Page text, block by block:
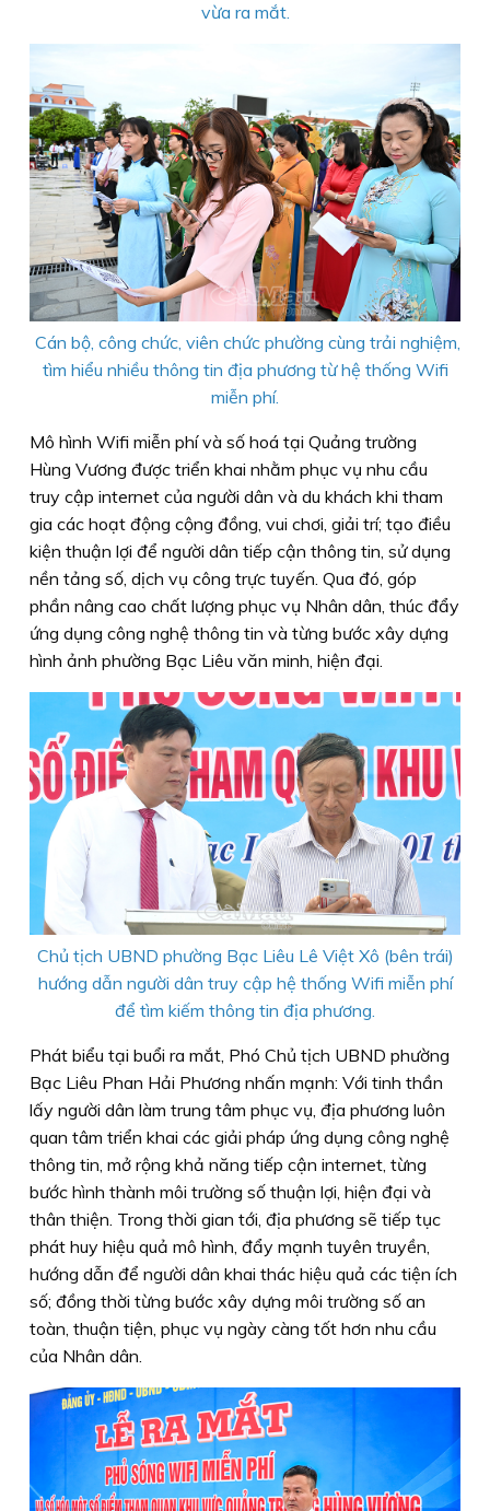
vừa ra mắt.
Cán bộ, công chức, viên chức phường cùng trải nghiệm,
tìm hiểu nhiều thông tin địa phương từ hệ thống Wifi
miễn phí.
Mô hình Wifi miễn phí và số hoá tại Quảng trường
Hùng Vương được triển khai nhằm phục vụ nhu cầu
truy cập internet của người dân và du khách khi tham
gia các hoạt động cộng đồng, vui chơi, giải trí; tạo điều
kiện thuận lợi để người dân tiếp cận thông tin, sử dụng
nền tảng số, dịch vụ công trực tuyến. Qua đó, góp
phần nâng cao chất lượng phục vụ Nhân dân, thúc đẩy
ứng dụng công nghệ thông tin và từng bước xây dựng
hình ảnh phường Bạc Liêu văn minh, hiện đại.
Chủ tịch UBND phường Bạc Liêu Lê Việt Xô (bên trái)
hướng dẫn người dân truy cập hệ thống Wifi miễn phí
để tìm kiếm thông tin địa phương.
Phát biểu tại buổi ra mắt, Phó Chủ tịch UBND phường
Bạc Liêu Phan Hải Phương nhấn mạnh: Với tinh thần
lấy người dân làm trung tâm phục vụ, địa phương luôn
quan tâm triển khai các giải pháp ứng dụng công nghệ
thông tin, mở rộng khả năng tiếp cận internet, từng
bước hình thành môi trường số thuận lợi, hiện đại và
thân thiện. Trong thời gian tới, địa phương sẽ tiếp tục
phát huy hiệu quả mô hình, đẩy mạnh tuyên truyền,
hướng dẫn để người dân khai thác hiệu quả các tiện ích
số; đồng thời từng bước xây dựng môi trường số an
toàn, thuận tiện, phục vụ ngày càng tốt hơn nhu cầu
của Nhân dân.